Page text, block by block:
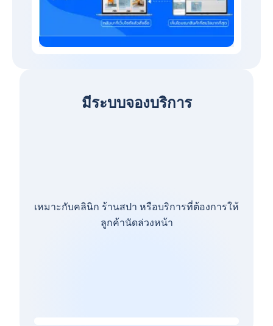
มีระบบจองบริการ
เหมาะกับคลินิก ร้านสปา หรือบริการที่ต้องการให้
ลูกค้านัดล่วงหน้า